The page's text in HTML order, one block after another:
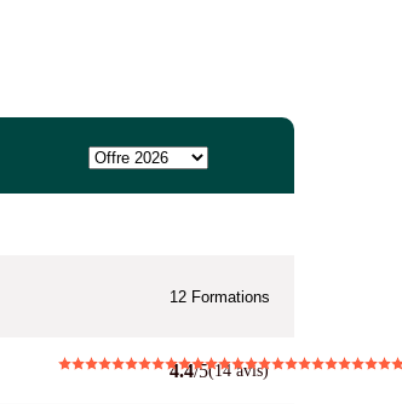
12 Formations
4.4/5(14 avis)